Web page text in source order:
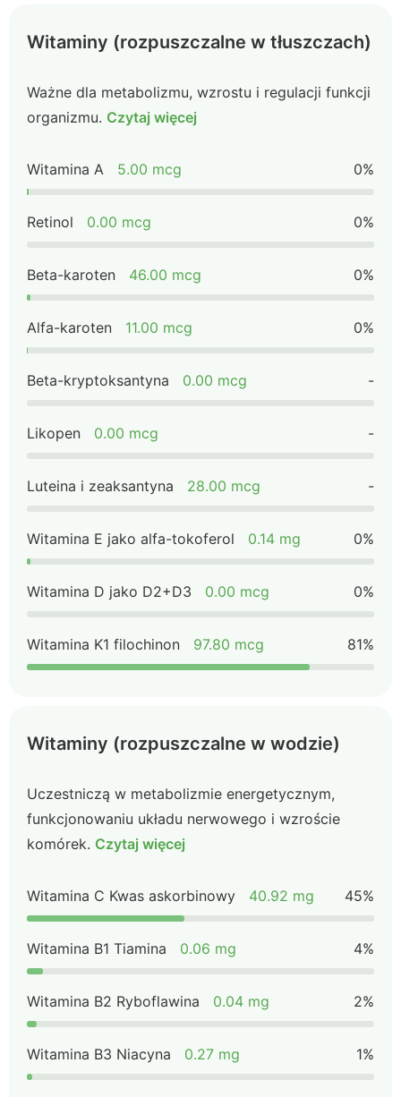
Witaminy (rozpuszczalne w tłuszczach)
Ważne dla metabolizmu, wzrostu i regulacji funkcji
organizmu. Czytaj więcej
Witamina A 5.00 mcg 0%
Retinol 0.00 mcg 0%
Beta-karoten 46.00 mcg 0%
Alfa-karoten 11.00 mcg 0%
Beta-kryptoksantyna 0.00 mcg -
Likopen 0.00 mcg -
Luteina i zeaksantyna 28.00 mcg -
Witamina E jako alfa-tokoferol 0.14 mg 0%
Witamina D jako D2+D3 0.00 mcg 0%
Witamina K1 filochinon 97.80 mcg 81%
Witaminy (rozpuszczalne w wodzie)
Uczestniczą w metabolizmie energetycznym,
funkcjonowaniu układu nerwowego i wzroście
komórek. Czytaj więcej
Witamina C Kwas askorbinowy 40.92 mg 45%
Witamina B1 Tiamina 0.06 mg 4%
Witamina B2 Ryboflawina 0.04 mg 2%
Witamina B3 Niacyna 0.27 mg 1%